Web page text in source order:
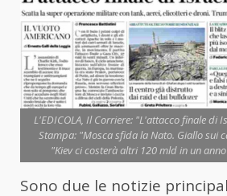
L'EDICOLA, Il Corriere: "L'attacco finale di
Stampa: "Mosca sfida la Nato. Giallo sui
"Kiev ci costerà altri 120 mld in un
Sono due le notizie